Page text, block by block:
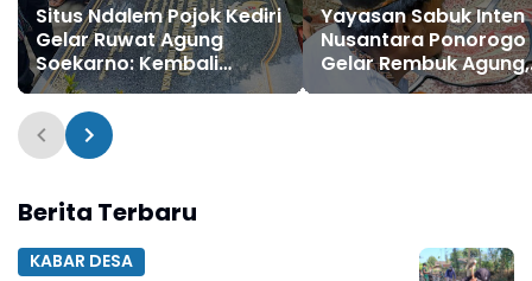
Situs Ndalem Pojok Kediri
Gelar Ruwat Agung
Soekarno: Kembali
kepada Jati Diri Bangsa
Wujudkan Misi Asta Cita
Presiden Prabowo
Subianto
Yayasan Sabuk Inten
Nusantara Ponorogo
Gelar Rembuk Agung,
Akan Selenggarakan
Berita Terbaru
KABAR DESA